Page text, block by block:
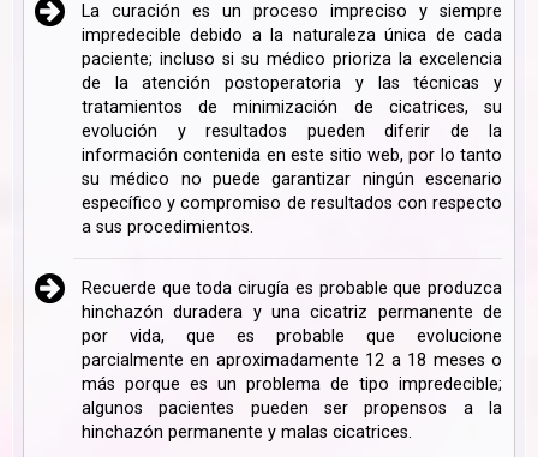
La curación es un proceso impreciso y siempre
impredecible debido a la naturaleza única de cada
paciente; incluso si su médico prioriza la excelencia
de la atención postoperatoria y las técnicas y
tratamientos de minimización de cicatrices, su
evolución y resultados pueden diferir de la
información contenida en este sitio web, por lo tanto
su médico no puede garantizar ningún escenario
específico y compromiso de resultados con respecto
a sus procedimientos.
Recuerde que toda cirugía es probable que produzca
hinchazón duradera y una cicatriz permanente de
por vida, que es probable que evolucione
parcialmente en aproximadamente 12 a 18 meses o
más porque es un problema de tipo impredecible;
algunos pacientes pueden ser propensos a la
hinchazón permanente y malas cicatrices.